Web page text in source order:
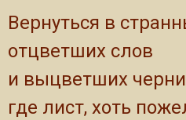
Вернуться в
отцветших слов
и выцветших
где лист, хоть